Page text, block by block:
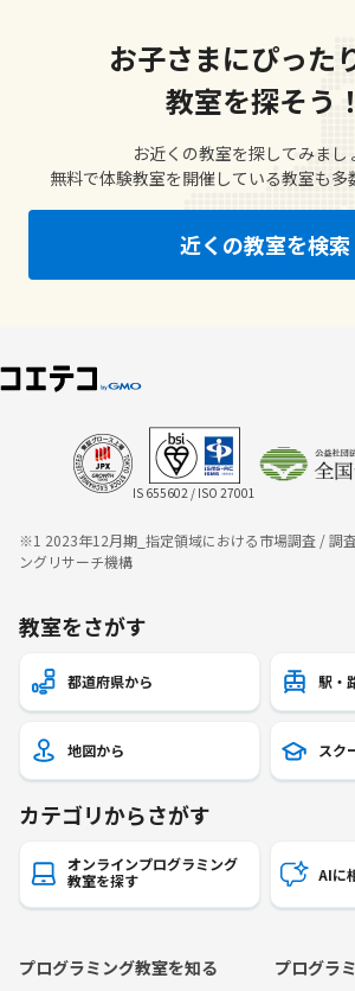
お子さまにぴった
教室を探そう！
お近くの教室を探してみまし
無料で体験教室を開催している教室も多
近くの教室を検索
IS 655602 / ISO 27001
※1 2023年12月期_指定領域における市場調査 / 調
ングリサーチ機構
教室をさがす
都道府県から 駅・
地図から スク
カテゴリからさがす
オンラインプログラミング
教室を探す
AIに
プログラミング教室を知る プログラ